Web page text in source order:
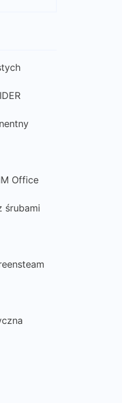
Office
śrubami